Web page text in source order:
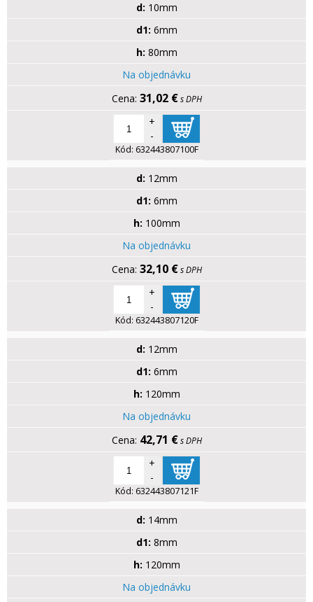
d: 10mm
d1: 6mm
h: 80mm
Na objednávku
31,02 € s DPH
+
-
Kód: 632443807100F
d: 12mm
d1: 6mm
h: 100mm
Na objednávku
32,10 € s DPH
+
-
Kód: 632443807120F
d: 12mm
d1: 6mm
h: 120mm
Na objednávku
42,71 € s DPH
+
-
Kód: 632443807121F
d: 14mm
d1: 8mm
h: 120mm
Na objednávku